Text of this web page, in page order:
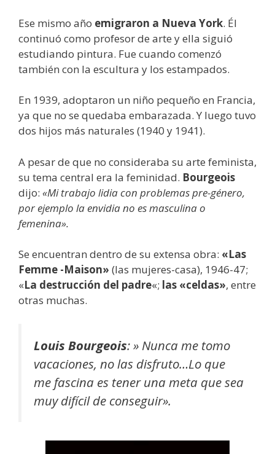
Ese mismo año emigraron a Nueva York. Él
continuó como profesor de arte y ella siguió
estudiando pintura. Fue cuando comenzó
también con la escultura y los estampados.
En 1939, adoptaron un niño pequeño en Francia,
ya que no se quedaba embarazada. Y luego tuvo
dos hijos más naturales (1940 y 1941).
A pesar de que no consideraba su arte feminista,
su tema central era la feminidad. Bourgeois
dijo: «Mi trabajo lidia con problemas pre-género,
por ejemplo la envidia no es masculina o
femenina».
Se encuentran dentro de su extensa obra: «Las
Femme -Maison» (las mujeres-casa), 1946-47;
«La destrucción del padre«; las «celdas», entre
otras muchas.
Louis Bourgeois:» Nunca me tomo
vacaciones, no las disfruto…Lo que
me fascina es tener una meta que sea
muy difícil de conseguir».